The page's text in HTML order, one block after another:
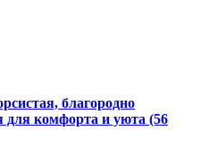
благородно
для комфорта и уюта (56